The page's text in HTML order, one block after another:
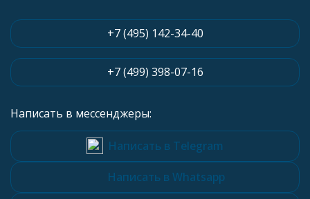
+7 (495) 142-34-40
+7 (499) 398-07-16
Написать в мессенджеры:
Написать в Telegram
Написать в Whatsapp